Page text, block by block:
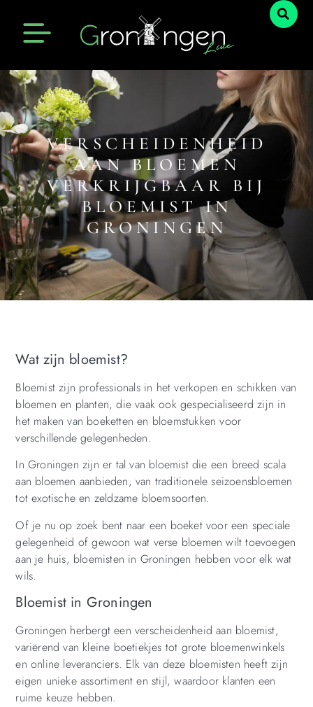
VERSCHEIDENHEID
AAN BLOEMEN
VERKRIJGBAAR BIJ
BLOEMIST IN
GRONINGEN
Wat zijn bloemist?
Bloemist zijn professionals in het verkopen en schikken van
bloemen en planten, die vaak ook gespecialiseerd zijn in
het maken van boeketten en bloemstukken voor
verschillende gelegenheden.
In Groningen zijn er tal van bloemist die een breed scala
aan bloemen aanbieden, van traditionele seizoensbloemen
tot exotische en zeldzame bloemsoorten.
Of je nu op zoek bent naar een boeket voor een speciale
gelegenheid of gewoon wat verse bloemen wilt toevoegen
aan je huis, bloemisten in Groningen hebben voor elk wat
wils.
Bloemist in Groningen
Groningen herbergt een verscheidenheid aan bloemist,
variërend van kleine boetiekjes tot grote bloemenwinkels
en online leveranciers. Elk van deze bloemisten heeft zijn
eigen unieke assortiment en stijl, waardoor klanten een
ruime keuze hebben.